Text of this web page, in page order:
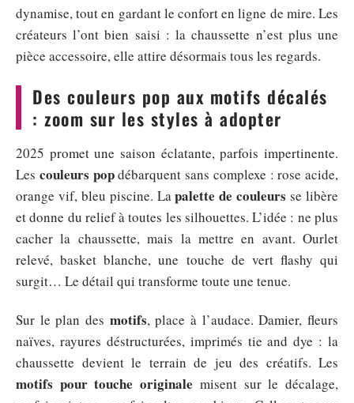
dynamise, tout en gardant le confort en ligne de mire. Les
créateurs l’ont bien saisi : la chaussette n’est plus une
pièce accessoire, elle attire désormais tous les regards.
Des couleurs pop aux motifs décalés
: zoom sur les styles à adopter
2025 promet une saison éclatante, parfois impertinente.
Les couleurs popdébarquent sans complexe : rose acide,
orange vif, bleu piscine. Lapalette de couleurs se libère
et donne du relief à toutes les silhouettes. L’idée : ne plus
cacher la chaussette, mais la mettre en avant. Ourlet
relevé, basket blanche, une touche de vert flashy qui
surgit… Le détail qui transforme toute une tenue.
Sur le plan des motifs, place à l’audace. Damier, fleurs
naïves, rayures déstructurées, imprimés tie and dye : la
chaussette devient le terrain de jeu des créatifs. Les
motifs pour touche originale misent sur le décalage,